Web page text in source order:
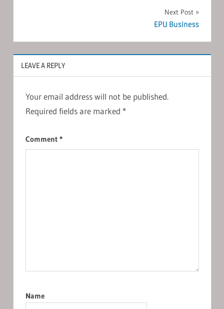
Next Post
EPU Business
LEAVE A REPLY
Your email address will not be published.
Required fields are marked *
Comment *
Name